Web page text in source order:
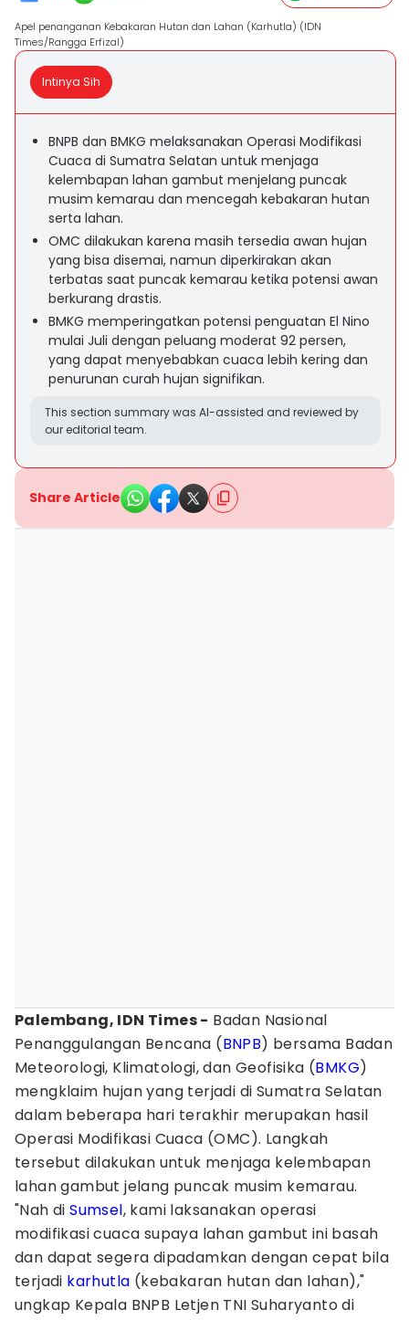
Apel penanganan Kebakaran Hutan dan Lahan (Karhutla) (IDN
Times/Rangga Erfizal)
Intinya Sih
BNPB dan BMKG melaksanakan Operasi Modifikasi
Cuaca di Sumatra Selatan untuk menjaga
kelembapan lahan gambut menjelang puncak
musim kemarau dan mencegah kebakaran hutan
serta lahan.
OMC dilakukan karena masih tersedia awan hujan
yang bisa disemai, namun diperkirakan akan
terbatas saat puncak kemarau ketika potensi awan
berkurang drastis.
BMKG memperingatkan potensi penguatan El Nino
mulai Juli dengan peluang moderat 92 persen,
yang dapat menyebabkan cuaca lebih kering dan
penurunan curah hujan signifikan.
This section summary was AI-assisted and reviewed by
our editorial team.
Share Article
Palembang, IDN Times - Badan Nasional
Penanggulangan Bencana (BNPB) bersama Badan
Meteorologi, Klimatologi, dan Geofisika (BMKG)
mengklaim hujan yang terjadi di Sumatra Selatan
dalam beberapa hari terakhir merupakan hasil
Operasi Modifikasi Cuaca (OMC). Langkah
tersebut dilakukan untuk menjaga kelembapan
lahan gambut jelang puncak musim kemarau.
"Nah diSumsel, kami laksanakan operasi
modifikasi cuaca supaya lahan gambut ini basah
dan dapat segera dipadamkan dengan cepat bila
terjadi karhutla (kebakaran hutan dan lahan),"
ungkap Kepala BNPB Letjen TNI Suharyanto di